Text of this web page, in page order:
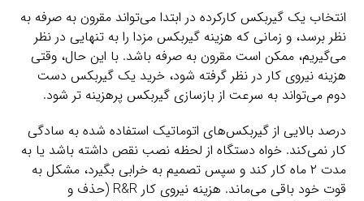
انتخاب یک گیربکس کارکرده در ابتدا می‌تواند مقرون به صرفه به
نظر برسد، و زمانی که هزینه گیربکس مزدا را به تنهایی در نظر
می‌گیریم، ممکن است مقرون به صرفه باشد. با این حال، وقتی
هزینه نیروی کار در نظر گرفته شود، خرید یک گیربکس دست
دوم می‌تواند به سرعت از بازسازی گیربکس پرهزینه تر شود.
درصد بالایی از گیربکس‌های اتوماتیک استفاده شده به سادگی
کار نمی‌کند. خواه دستگاه از لحظه نصب نقص داشته باشد یا به
مدت ۲ ماه کار کند و سپس تصمیم به خرابی بگیرد، مشکل به
قوت خود باقی می‌ماند. هزینه نیروی کار R&R (حذف و